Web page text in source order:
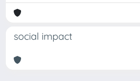
social impact